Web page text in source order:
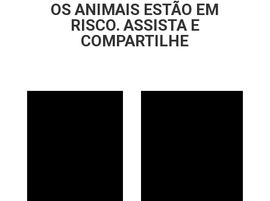
OS ANIMAIS ESTÃO EM
RISCO. ASSISTA E
COMPARTILHE